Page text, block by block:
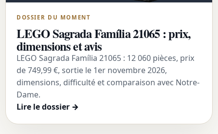
DOSSIER DU MOMENT
LEGO Sagrada Família 21065 : prix,
dimensions et avis
LEGO Sagrada Família 21065 : 12 060 pièces, prix
de 749,99 €, sortie le 1er novembre 2026,
dimensions, difficulté et comparaison avec Notre-
Dame.
Lire le dossier →